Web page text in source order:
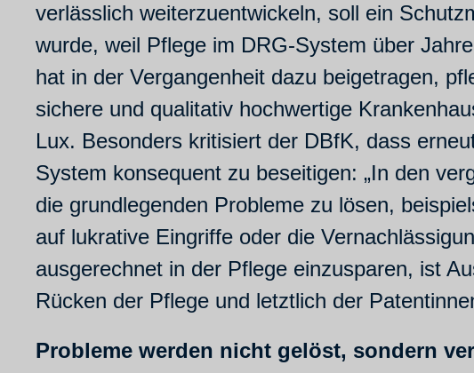
verlässlich weiterzuentwickeln, soll ein
wurde, weil Pflege im DRG-System über
hat in der Vergangenheit dazu beigetragen,
sichere und qualitativ hochwertige
Lux. Besonders kritisiert der DBfK, dass
System konsequent zu beseitigen: „In den
die grundlegenden Probleme zu lösen,
auf lukrative Eingriffe oder die
ausgerechnet in der Pflege einzusparen, ist
Rücken der Pflege und letztlich der
Probleme werden nicht gelöst, sondern